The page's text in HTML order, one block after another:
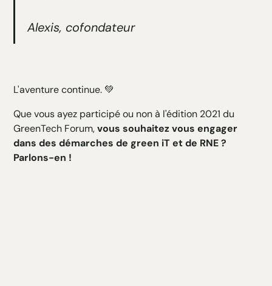
Alexis, cofondateur
L'aventure continue. 💚
Que vous ayez participé ou non à l'édition 2021 du
GreenTech Forum,vous souhaitez vous engager
dans des démarches de green iT et de RNE ?
Parlons-en !